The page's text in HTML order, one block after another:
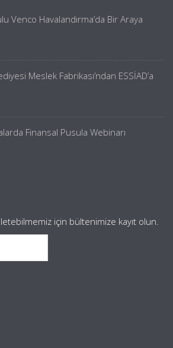
Venco Havalandırma’da Bir Araya
Meslek Fabrikası’ndan ESSİAD’a
Finansal Pusula Webinarı
için bültenimize kayıt olun.